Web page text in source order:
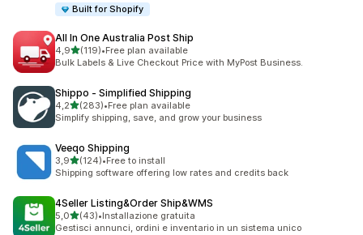
Built for Shopify
All In One Australia Post Ship
4,9stelle su 5
(119)
119 recensioni totali
•Free plan available
Bulk Labels & Live Checkout Price with MyPost Business.
Shippo ‑ Simplified Shipping
4,2stelle su 5
(283)
283 recensioni totali
•Free plan available
Simplify shipping, save, and grow your business
Veeqo Shipping
3,9stelle su 5
(124)
124 recensioni totali
•Free to install
Shipping software offering low rates and credits back
4Seller Listing&Order Ship&WMS
5,0stelle su 5
(43)
43 recensioni totali
•Installazione gratuita
Gestisci annunci, ordini e inventario in un sistema unico